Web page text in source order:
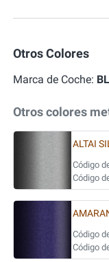
Otros Colores
Marca de Coche:
Otros colores
ALTAI
Código
Código
Código
Código